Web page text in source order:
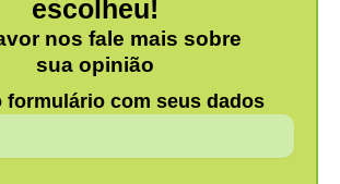
escolheu!
nos fale mais sobre
sua opinião
formulário com seus dados